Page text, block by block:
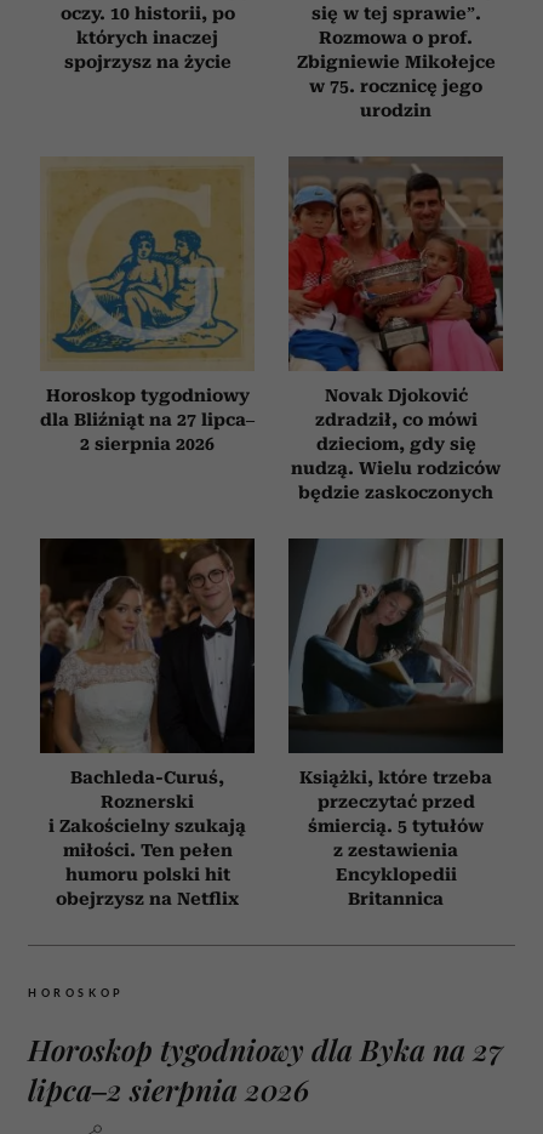
oczy. 10 historii, po
których inaczej
spojrzysz na życie
się w tej sprawie”.
Rozmowa o prof.
Zbigniewie Mikołejce
w 75. rocznicę jego
urodzin
Horoskop tygodniowy
dla Bliźniąt na 27 lipca–
2 sierpnia 2026
Novak Djoković
zdradził, co mówi
dzieciom, gdy się
nudzą. Wielu rodziców
będzie zaskoczonych
Bachleda-Curuś,
Roznerski
i Zakościelny szukają
miłości. Ten pełen
humoru polski hit
obejrzysz na Netflix
Książki, które trzeba
przeczytać przed
śmiercią. 5 tytułów
z zestawienia
Encyklopedii
Britannica
HOROSKOP
Horoskop tygodniowy dla Byka na 27
lipca–2 sierpnia 2026